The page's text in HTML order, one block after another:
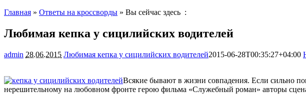
Главная » Ответы на кроссворды » Вы сейчас здесь :
Любимая кепка у сицилийских водителей
admin 28.06.2015 Любимая кепка у сицилийских водителей2015-06-28T00:35:27+04:00
Всякие бывают в жизни совпадения. Если сильно
нерешительному на любовном фронте герою фильма «Служебный роман» авторы